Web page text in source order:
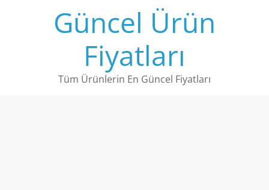
Güncel Ürün
Fiyatları
Tüm Ürünlerin En Güncel Fiyatları